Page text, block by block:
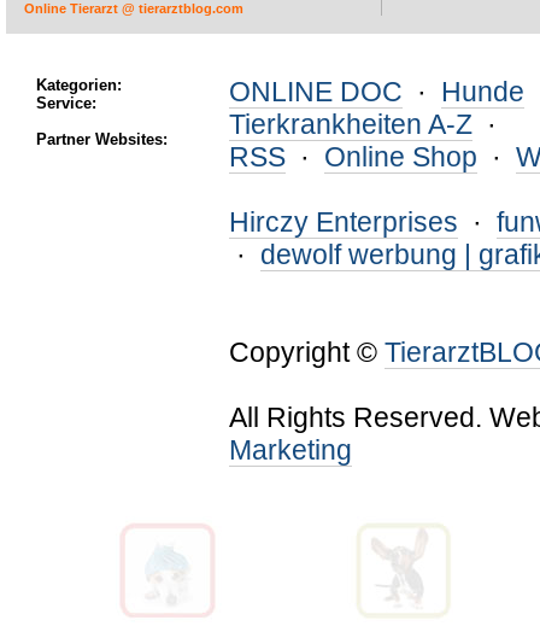
Online Tierarzt @ tierarztblog.com
Kategorien:
Service:
Partner Websites:
ONLINE DOC · Hunde
Tierkrankheiten A-Z ·
RSS · Online Shop ·
Hirczy Enterprises ·
· dewolf werbung |
Copyright ©
All Rights Reserved.
Marketing